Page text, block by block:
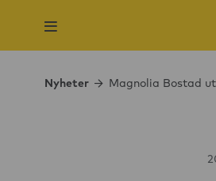
Nyheter Magnolia Bostad